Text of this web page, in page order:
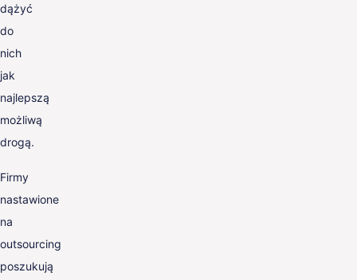
dążyć
do
nich
jak
najlepszą
możliwą
drogą.
Firmy
nastawione
na
outsourcing
poszukują